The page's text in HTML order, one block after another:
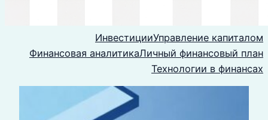
ИнвестицииУправление капиталом
Финансовая аналитикаЛичный финансовый план
Технологии в финансах